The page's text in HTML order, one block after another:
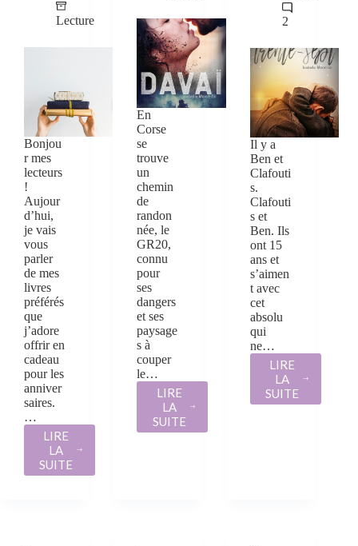
Lecture
Bonjou
r mes
lecteurs
!
Aujour
d’hui,
je vais
vous
parler
de mes
livres
préférés
que
j’adore
offrir en
cadeau
pour les
anniver
saires.
…
LIRE
LA
SUITE
MES
IDÉES
En
Corse
se
trouve
un
chemin
de
randon
née, le
GR20,
connu
pour
ses
dangers
et ses
paysage
s à
couper
le…
LIRE
LA
SUITE
DAVAÏ
/
2
Il y a
Ben et
Clafouti
s.
Clafouti
s et
Ben. Ils
ont 15
ans et
s’aimen
t avec
cet
absolu
qui
ne…
LIRE
LA
SUITE
TRENTE-
SEPT